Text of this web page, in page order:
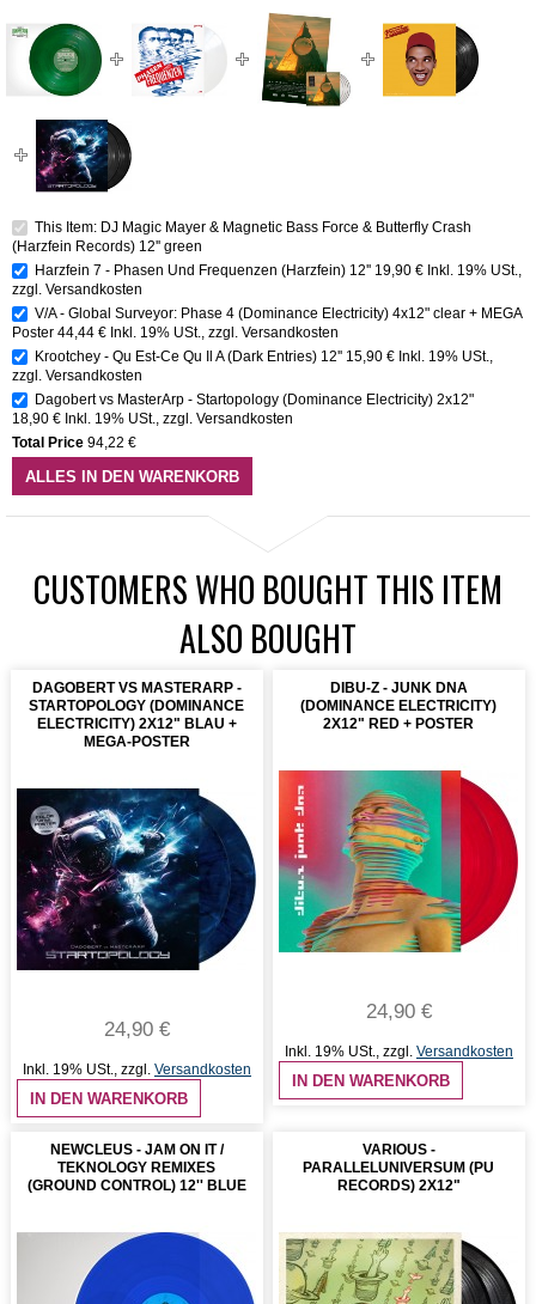
This Item: DJ Magic Mayer & Magnetic Bass Force & Butterfly Crash
(Harzfein Records) 12'' green
Harzfein 7 - Phasen Und Frequenzen (Harzfein) 12'' 19,90 € Inkl. 19% USt.,
zzgl. Versandkosten
V/A - Global Surveyor: Phase 4 (Dominance Electricity) 4x12" clear + MEGA
Poster 44,44 € Inkl. 19% USt., zzgl. Versandkosten
Krootchey - Qu Est-Ce Qu Il A (Dark Entries) 12'' 15,90 € Inkl. 19% USt.,
zzgl. Versandkosten
Dagobert vs MasterArp - Startopology (Dominance Electricity) 2x12"
18,90 € Inkl. 19% USt., zzgl. Versandkosten
Total Price 94,22 €
ALLES IN DEN WARENKORB
CUSTOMERS WHO BOUGHT THIS ITEM
ALSO BOUGHT
DAGOBERT VS MASTERARP -
STARTOPOLOGY (DOMINANCE
ELECTRICITY) 2X12" BLAU +
MEGA-POSTER
24,90 €
Inkl. 19% USt. zzgl. Versandkosten
IN DEN WARENKORB
DIBU-Z - JUNK DNA
(DOMINANCE ELECTRICITY)
2X12" RED + POSTER
24,90 €
Inkl. 19% USt. zzgl. Versandkosten
IN DEN WARENKORB
NEWCLEUS - JAM ON IT /
TEKNOLOGY REMIXES
(GROUND CONTROL) 12'' BLUE
VARIOUS -
PARALLELUNIVERSUM (PU
RECORDS) 2X12"